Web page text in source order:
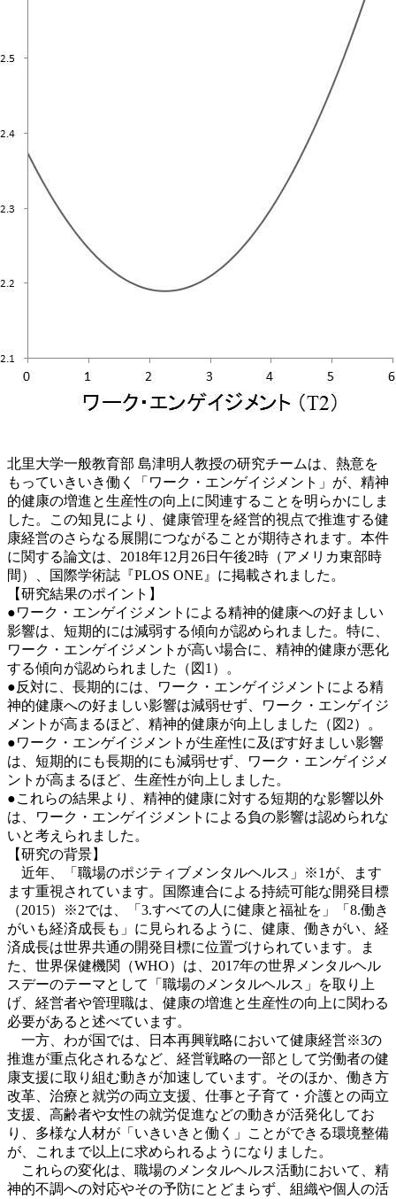
北里大学一般教育部 島津明人教授の研究チームは、熱意を
もっていきいき働く「ワーク・エンゲイジメント」が、精神
的健康の増進と生産性の向上に関連することを明らかにしま
した。この知見により、健康管理を経営的視点で推進する健
康経営のさらなる展開につながることが期待されます。本件
に関する論文は、2018年12月26日午後2時（アメリカ東部時
間）、国際学術誌『PLOS ONE』に掲載されました。
【研究結果のポイント】
●ワーク・エンゲイジメントによる精神的健康への好ましい
影響は、短期的には減弱する傾向が認められました。特に、
ワーク・エンゲイジメントが高い場合に、精神的健康が悪化
する傾向が認められました（図1）。
●反対に、長期的には、ワーク・エンゲイジメントによる精
神的健康への好ましい影響は減弱せず、ワーク・エンゲイジ
メントが高まるほど、精神的健康が向上しました（図2）。
●ワーク・エンゲイジメントが生産性に及ぼす好ましい影響
は、短期的にも長期的にも減弱せず、ワーク・エンゲイジメ
ントが高まるほど、生産性が向上しました。
●これらの結果より、精神的健康に対する短期的な影響以外
は、ワーク・エンゲイジメントによる負の影響は認められな
いと考えられました。
【研究の背景】
近年、「職場のポジティブメンタルヘルス」※1が、ます
ます重視されています。国際連合による持続可能な開発目標
（2015）※2では、「3.すべての人に健康と福祉を」「8.働き
がいも経済成長も」に見られるように、健康、働きがい、経
済成長は世界共通の開発目標に位置づけられています。ま
た、世界保健機関（WHO）は、2017年の世界メンタルヘル
スデーのテーマとして「職場のメンタルヘルス」を取り上
げ、経営者や管理職は、健康の増進と生産性の向上に関わる
必要があると述べています。
一方、わが国では、日本再興戦略において健康経営※3の
推進が重点化されるなど、経営戦略の一部として労働者の健
康支援に取り組む動きが加速しています。そのほか、働き方
改革、治療と就労の両立支援、仕事と子育て・介護との両立
支援、高齢者や女性の就労促進などの動きが活発化してお
り、多様な人材が「いきいきと働く」ことができる環境整備
が、これまで以上に求められるようになりました。
これらの変化は、職場のメンタルヘルス活動において、精
神的不調への対応やその予防にとどまらず、組織や個人の活